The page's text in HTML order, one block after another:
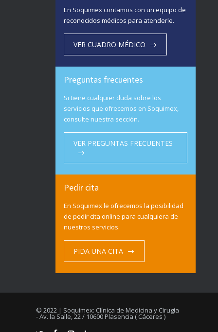
En Soquimex contamos con un equipo de
reconocidos médicos para atenderle.
VER CUADRO MÉDICO
Preguntas frecuentes
Si tiene cualquier duda sobre los
servicios que ofrecemos en Soquimex,
consulte nuestra sección.
VER PREGUNTAS FRECUENTES
Pedir cita
En Soquimex le ofrecemos la posibilidad
de pedir cita online para cualquiera de
nuestros servicios.
PIDA UNA CITA
© 2022 | Soquimex: Clínica de Medicina y Cirugía
- Av. la Salle, 22 / 10600 Plasencia ( Cáceres )